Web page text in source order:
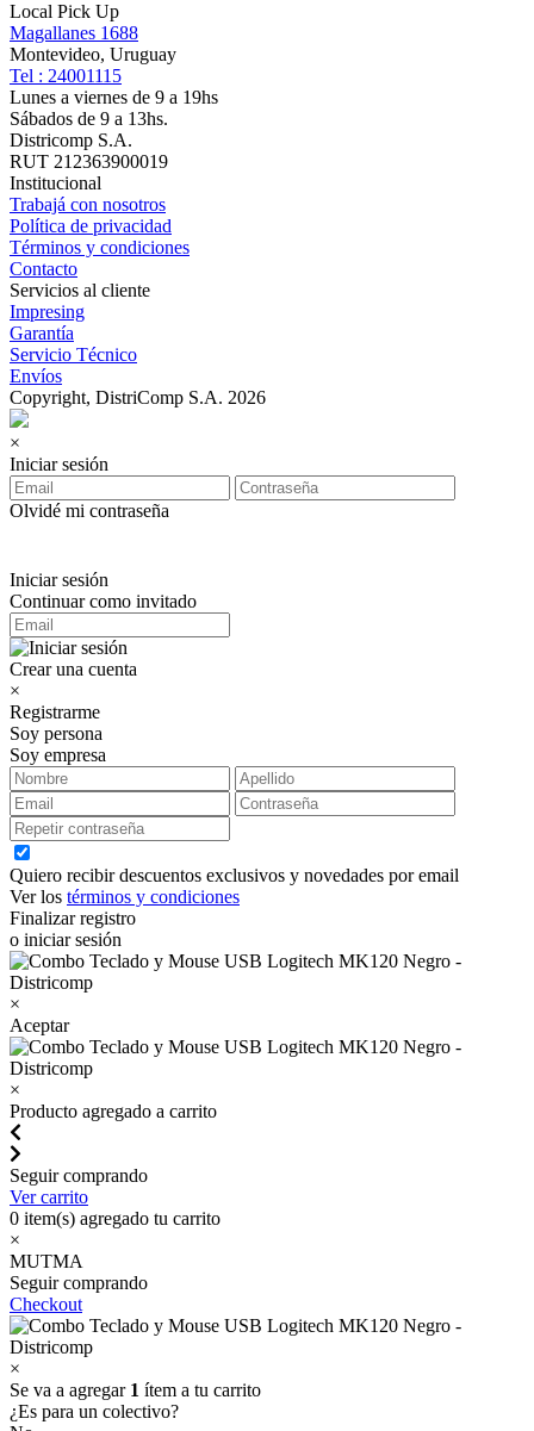
Local Pick Up
Magallanes 1688
Montevideo, Uruguay
Tel : 24001115
Lunes a viernes de 9 a 19hs
Sábados de 9 a 13hs.
Districomp S.A.
RUT 212363900019
Institucional
Trabajá con nosotros
Política de privacidad
Términos y condiciones
Contacto
Servicios al cliente
Impresing
Garantía
Servicio Técnico
Envíos
Copyright, DistriComp S.A. 2026
×
Iniciar sesión
Olvidé mi contraseña
Iniciar sesión
Continuar como invitado
Crear una cuenta
×
Registrarme
Soy persona
Soy empresa
Quiero recibir descuentos exclusivos y novedades por email
Ver los términos y condiciones
Finalizar registro
o iniciar sesión
×
Aceptar
×
Producto agregado a carrito
Seguir comprando
Ver carrito
0 item(s) agregado tu carrito
×
MUTMA
Seguir comprando
Checkout
×
Se va a agregar 1 ítem a tu carrito
¿Es para un colectivo?